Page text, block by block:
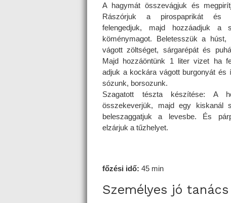
A hagymát összevágjuk és
Rászórjuk a pirospaprikát és
felengedjuk, majd hozzáadjuk a
köménymagot. Beletesszük a húst,
vágott zöltséget, sárgarépát és
Majd hozzáöntünk 1 liter vizet ha
adjuk a kockára vágott burgonyát és
sózunk, borsozunk.
Szagatott tészta készítése: A
összekeverjük, majd egy kiskanál
beleszaggatjuk a levesbe. És
elzárjuk a tűzhelyet.
főzési idő: 45 min
Személyes jó tanács